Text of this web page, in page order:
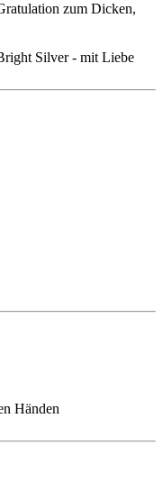
zum Dicken,
Silver - mit Liebe
Händen